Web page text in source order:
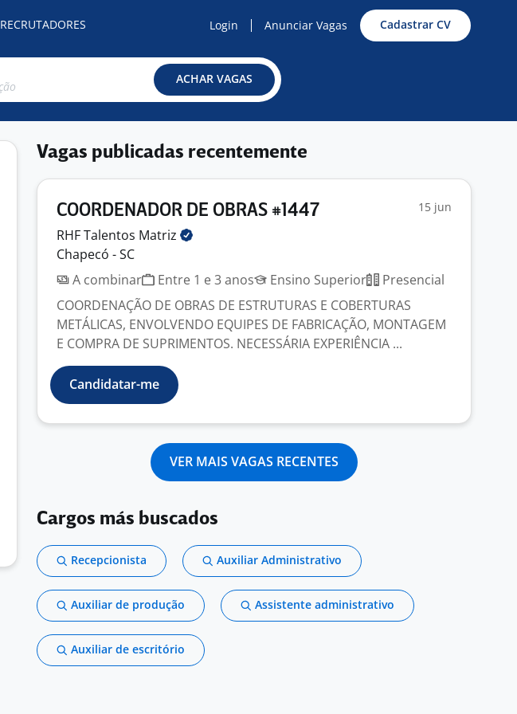
RECRUTADORES Login Anunciar Vagas Cadastrar CV
ACHAR VAGAS
Vagas publicadas recentemente
COORDENADOR DE OBRAS #1447 15 jun
RHF Talentos Matriz
Chapecó - SC
A combinar
Entre 1 e 3 anos Ensino Superior
Presencial
COORDENAÇÃO DE OBRAS DE ESTRUTURAS E COBERTURAS
METÁLICAS, ENVOLVENDO EQUIPES DE FABRICAÇÃO, MONTAGEM
E COMPRA DE SUPRIMENTOS. NECESSÁRIA EXPERIÊNCIA ...
Candidatar-me
VER MAIS VAGAS RECENTES
Cargos más buscados
Recepcionista Auxiliar Administrativo
Auxiliar de produção Assistente administrativo
Auxiliar de escritório